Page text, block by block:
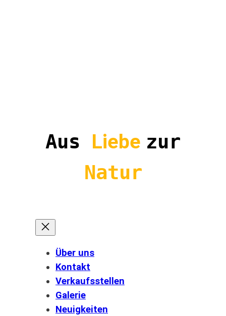
Aus Liebe zur
Natur
Über uns
Kontakt
Verkaufsstellen
Galerie
Neuigkeiten